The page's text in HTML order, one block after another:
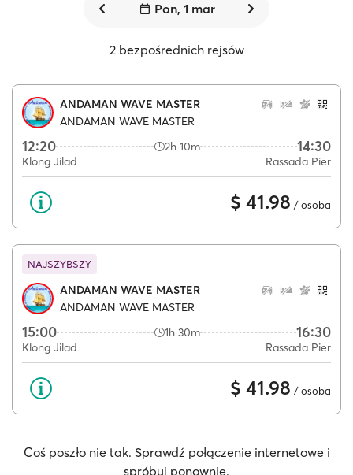
Pon, 1 mar
2 bezpośrednich rejsów
ANDAMAN WAVE MASTER
ANDAMAN WAVE MASTER
12:20 2h 10m 14:30
Klong Jilad Rassada Pier
$ 41.98 / osoba
NAJSZYBSZY
ANDAMAN WAVE MASTER
ANDAMAN WAVE MASTER
15:00 1h 30m 16:30
Klong Jilad Rassada Pier
$ 41.98 / osoba
Coś poszło nie tak. Sprawdź połączenie internetowe i
spróbuj ponownie.